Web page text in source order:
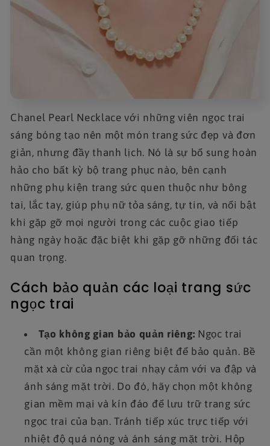
Chanel Pearl Necklace với những viên ngọc trai
sáng bóng tạo nên một món trang sức đẹp và đơn
giản, nhưng đầy thanh lịch. Nó là sự bổ sung hoàn
hảo cho bất kỳ bộ trang phục nào, bên cạnh
những phụ kiện trang sức quen thuộc như bông
tai, lắc tay, giúp phụ nữ tỏa sáng, tự tin, và nổi bật
khi gặp gỡ mọi người trong các cuộc giao tiếp
hàng ngày hoặc đặc biệt khi gặp gỡ những đối tác
quan trọng.
Cách bảo quản các loại trang sức
ngọc trai
Tạo không gian bảo quản riêng: Ngọc trai
cần một không gian riêng biệt để bảo quản. Bề
mặt xà cừ của ngọc trai nhạy cảm với va đập và
ánh sáng mặt trời. Do đó, hãy chọn một không
gian mềm mại và kín đáo để lưu trữ trang sức
ngọc trai của bạn. Tránh tiếp xúc trực tiếp với
nhiệt độ quá nóng và ánh sáng mặt trời. Hộp